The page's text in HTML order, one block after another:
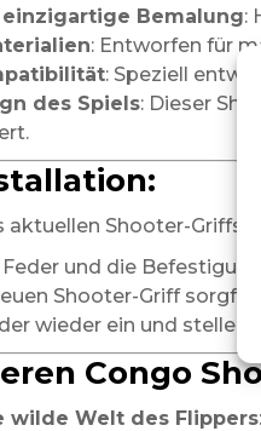
Bemalung:
: Entworfen für
: Speziell
des Spiels: Dieser
aktuellen Shooter-Griffs
und die
Shooter-Griff
wieder ein und stellen
Congo
wilde Welt des Flippers